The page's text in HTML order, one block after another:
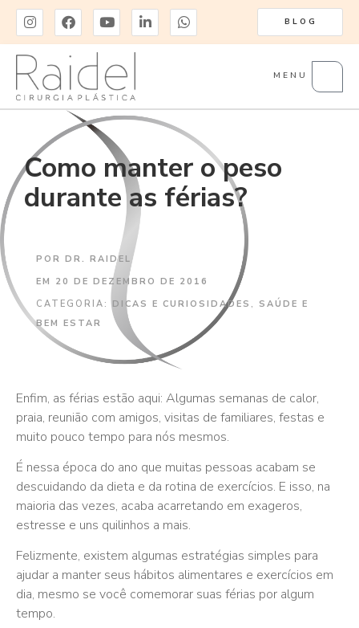
BLOG
MENU
Como manter o peso
durante as férias?
POR DR. RAIDEL
EM 20 DE DEZEMBRO DE 2016
CATEGORIA:DICAS E CURIOSIDADES , SAÚDE E
BEM ESTAR
Enfim, as férias estão aqui: Algumas semanas de calor,
praia, reunião com amigos, visitas de familiares, festas e
muito pouco tempo para nós mesmos.
É nessa época do ano que muitas pessoas acabam se
descuidando da dieta e da rotina de exercícios. E isso, na
maioria das vezes, acaba acarretando em exageros,
estresse e uns quilinhos a mais.
Felizmente, existem algumas estratégias simples para
ajudar a manter seus hábitos alimentares e exercícios em
dia, mesmo se você comemorar suas férias por algum
tempo.